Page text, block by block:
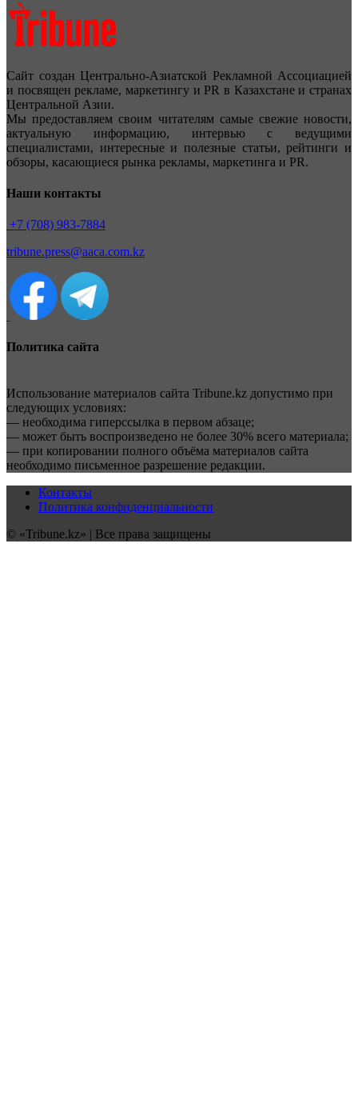
Сайт создан Центрально-Азиатской Рекламной Ассоциацией
и посвящен рекламе, маркетингу и PR в Казахстане и странах
Центральной Азии.
Мы предоставляем своим читателям самые свежие новости,
актуальную информацию, интервью с ведущими
специалистами, интересные и полезные статьи, рейтинги и
обзоры, касающиеся рынка рекламы, маркетинга и PR.
Наши контакты
+7 (708) 983-7884
tribune.press@aaca.com.kz
Политика сайта
Использование материалов сайта Tribune.kz допустимо при
следующих условиях:
— необходима гиперссылка в первом абзаце;
— может быть воспроизведено не более 30% всего материала;
— при копировании полного объёма материалов сайта
необходимо письменное разрешение редакции.
Контакты
Политика конфиденциальности
© «Tribune.kz» | Все права защищены